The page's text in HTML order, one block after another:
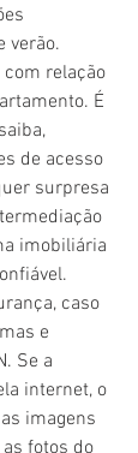
verão.
relação
É
de acesso
surpresa
imobiliária
caso
e
Se a
internet, o
imagens
fotos do